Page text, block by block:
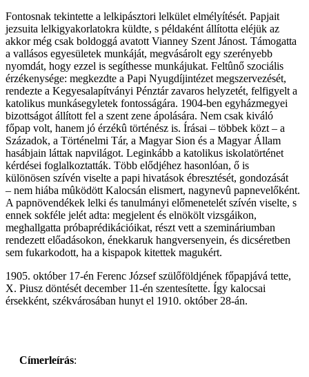
Fontosnak tekintette a lelkipásztori lelkület elmélyítését. Papjait
jezsuita lelkigyakorlatokra küldte, s példaként állította eléjük az
akkor még csak boldoggá avatott Vianney Szent Jánost. Támogatta
a vallásos egyesületek munkáját, megvásárolt egy szerényebb
nyomdát, hogy ezzel is segíthesse munkájukat. Feltûnő szociális
érzékenysége: megkezdte a Papi Nyugdíjintézet megszervezését,
rendezte a Kegyesalapítványi Pénztár zavaros helyzetét, felfigyelt a
katolikus munkásegyletek fontosságára. 1904-ben egyházmegyei
bizottságot állított fel a szent zene ápolására. Nem csak kiváló
főpap volt, hanem jó érzékû történész is. Írásai – többek közt – a
Századok, a Történelmi Tár, a Magyar Sion és a Magyar Állam
hasábjain láttak napvilágot. Leginkább a katolikus iskolatörténet
kérdései foglalkoztatták. Több elődjéhez hasonlóan, ő is
különösen szívén viselte a papi hivatások ébresztését, gondozását
– nem hiába mûködött Kalocsán elismert, nagynevû papnevelőként.
A papnövendékek lelki és tanulmányi előmenetelét szívén viselte, s
ennek sokféle jelét adta: megjelent és elnökölt vizsgáikon,
meghallgatta próbaprédikációikat, részt vett a szemináriumban
rendezett előadásokon, énekkaruk hangversenyein, és dicséretben
sem fukarkodott, ha a kispapok kitettek magukért.
1905. október 17-én Ferenc József szülőföldjének főpapjává tette,
X. Piusz döntését december 11-én szentesítette. Így kalocsai
érsekként, székvárosában hunyt el 1910. október 28-án.
Címerleírás: